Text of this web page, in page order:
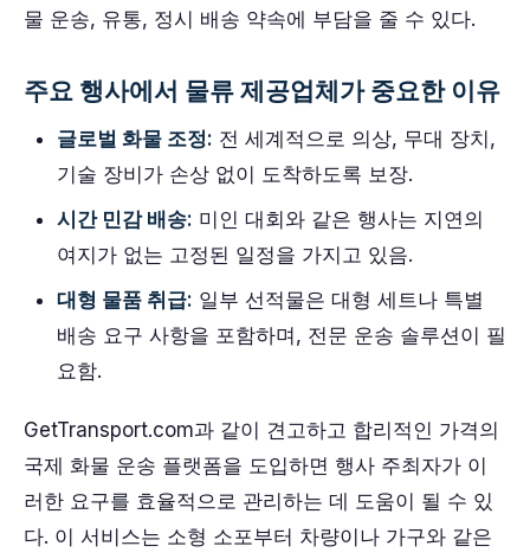
물 운송, 유통, 정시 배송 약속에 부담을 줄 수 있다.
주요 행사에서 물류 제공업체가 중요한 이유
글로벌 화물 조정: 전 세계적으로 의상, 무대 장치,
기술 장비가 손상 없이 도착하도록 보장.
시간 민감 배송: 미인 대회와 같은 행사는 지연의
여지가 없는 고정된 일정을 가지고 있음.
대형 물품 취급: 일부 선적물은 대형 세트나 특별
배송 요구 사항을 포함하며, 전문 운송 솔루션이 필
요함.
GetTransport.com과 같이 견고하고 합리적인 가격의
국제 화물 운송 플랫폼을 도입하면 행사 주최자가 이
러한 요구를 효율적으로 관리하는 데 도움이 될 수 있
다. 이 서비스는 소형 소포부터 차량이나 가구와 같은